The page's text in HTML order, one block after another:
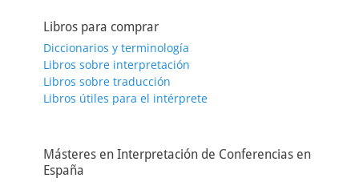
Libros para comprar
Diccionarios y terminología
Libros sobre interpretación
Libros sobre traducción
Libros útiles para el intérprete
Másteres en Interpretación de Conferencias en
España